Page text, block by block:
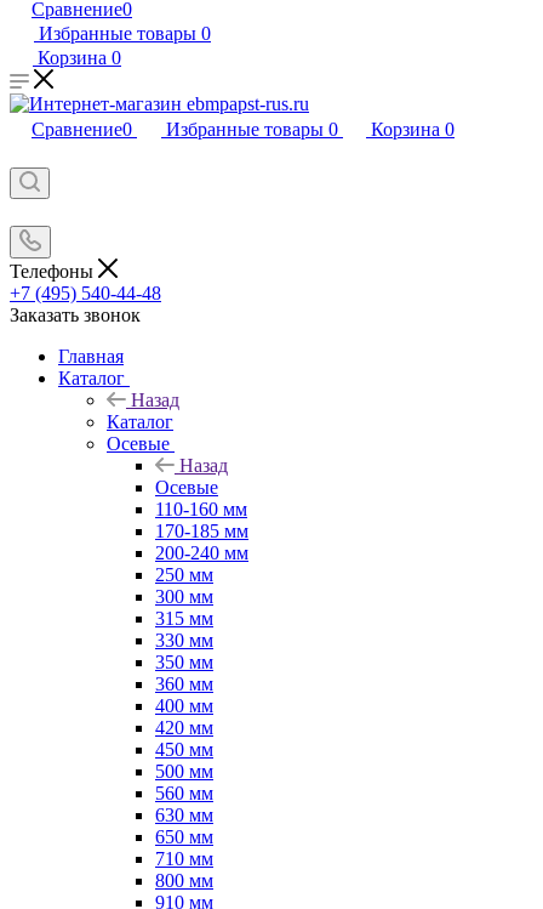
Сравнение0
Избранные товары 0
Корзина 0
Сравнение0 Избранные товары 0 Корзина 0
Телефоны
+7 (495) 540-44-48
Заказать звонок
Главная
Каталог
Назад
Каталог
Осевые
Назад
Осевые
110-160 мм
170-185 мм
200-240 мм
250 мм
300 мм
315 мм
330 мм
350 мм
360 мм
400 мм
420 мм
450 мм
500 мм
560 мм
630 мм
650 мм
710 мм
800 мм
910 мм